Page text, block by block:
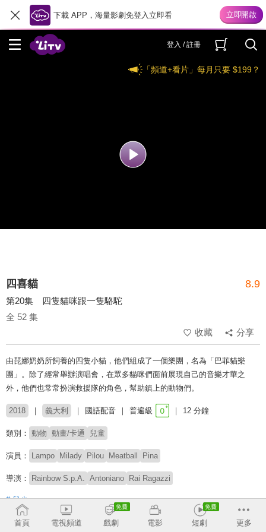
下載 APP，海量影劇免登入立即看
登入 / 註冊
「頻道+看片」每月只要 $199？
四喜貓 8.9
第20集 四隻貓咪跟一隻駱駝
全 52 集
收藏
分享
由琵娜奶奶所飼養的四隻小貓，他們組成了一個樂團，名為「巴菲貓樂
團」。除了經常舉辦演唱會，在眾多貓咪們面前展現自己的音樂才華之
外，他們也常常扮演救援隊的角色，幫助鎮上的動物們。
2018 義大利 國語配音 普遍級 12 分鐘
類別： 動物 動畫/卡通 兒童
演員： Lampo Milady Pilou Meatball Pina
導演： Rainbow S.p.A. Antoniano Rai Ragazzi
# 兒少
首頁 電視頻道 戲劇 電影 短劇 更多